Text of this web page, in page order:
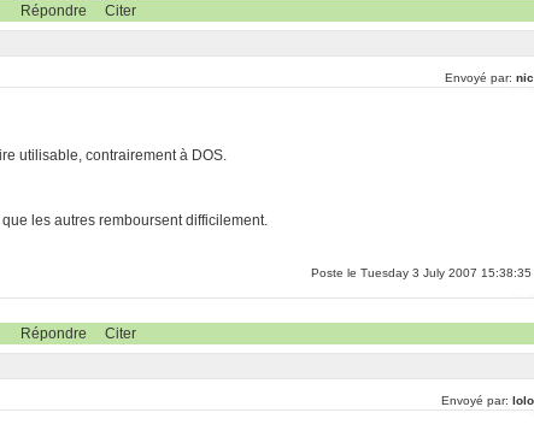
Répondre Citer
Envoyé par:
utilisable, contrairement à DOS.
les autres remboursent difficilement.
Poste le Tuesday 3 July 2007 15:38:35
Répondre Citer
Envoyé par: